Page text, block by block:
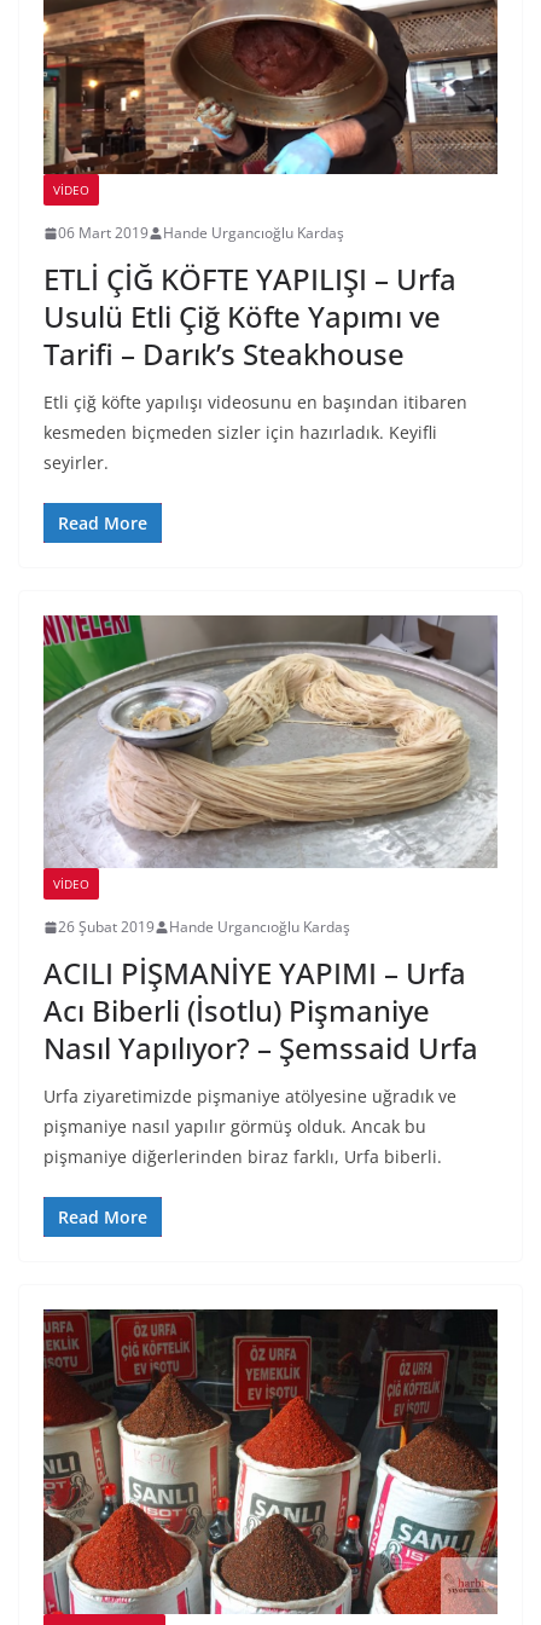
VIDEO
06 Mart 2019 Hande Urgancıoğlu Kardaş
ETLİ ÇİĞ KÖFTE YAPILIŞI – Urfa
Usulü Etli Çiğ Köfte Yapımı ve
Tarifi – Darık’s Steakhouse
Etli çiğ köfte yapılışı videosunu en başından itibaren
kesmeden biçmeden sizler için hazırladık. Keyifli
seyirler.
Read More
VIDEO
26 Şubat 2019 Hande Urgancıoğlu Kardaş
ACILI PİŞMANİYE YAPIMI – Urfa
Acı Biberli (İsotlu) Pişmaniye
Nasıl Yapılıyor? – Şemssaid Urfa
Urfa ziyaretimizde pişmaniye atölyesine uğradık ve
pişmaniye nasıl yapılır görmüş olduk. Ancak bu
pişmaniye diğerlerinden biraz farklı, Urfa biberli.
Read More